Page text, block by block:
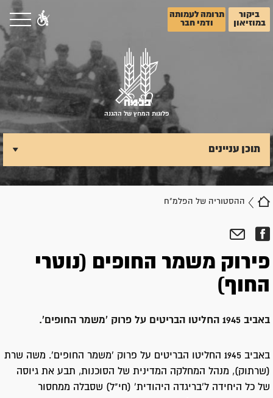
ביקור
במוזיאון
תרומה לעמותה
ודמי חבר
פלוגות המחץ של ההגנה
ההסטוריה של הפלמ"ח
תוכן עניינים
פירוק משמר החופים (נוטרי
החוף)
באביב 1945 החליטו הבריטים על פרוק 'משמר החופים'.
באביב 1945 החליטו הבריטים על פרוק 'משמר החופים'. משה שרת
(שרתוק), מנהל המחלקה המדינית של הסוכנות, תבע את גיוסה
של כל היחידה ל'בריגדה היהודית' (חי"ל) שסבלה ממחסור